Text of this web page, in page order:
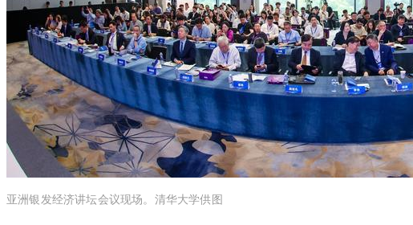
亚洲银发经济讲坛会议现场。清华大学供图